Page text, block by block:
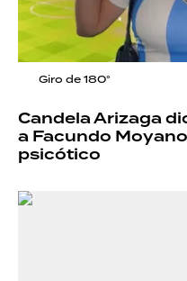
Giro de 180°
Candela Arizaga
a Facundo
psicótico